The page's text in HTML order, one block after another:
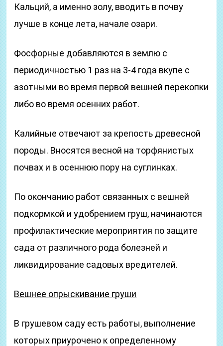
Кальций, а именно золу, вводить в почву
лучше в конце лета, начале озари.
Фосфорные добавляются в землю с
периодичностью 1 раз на 3-4 года вкупе с
азотными во время первой вешней перекопки
либо во время осенних работ.
Калийные отвечают за крепость древесной
породы. Вносятся весной на торфянистых
почвах и в осеннюю пору на суглинках.
По окончанию работ связанных с вешней
подкормкой и удобрением груш, начинаются
профилактические мероприятия по защите
сада от различного рода болезней и
ликвидирование садовых вредителей.
Вешнее опрыскивание груши
В грушевом саду есть работы, выполнение
которых приурочено к определенному